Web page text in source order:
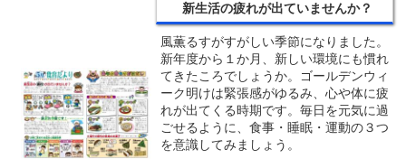
新生活の疲れが出ていませんか？
風薫るすがすがしい季節になりました。
新年度から１か月、新しい環境にも慣れ
てきたころでしょうか。ゴールデンウィ
ーク明けは緊張感がゆるみ、心や体に疲
れが出てくる時期です。毎日を元気に過
ごせるように、食事・睡眠・運動の３つ
を意識してみましょう。